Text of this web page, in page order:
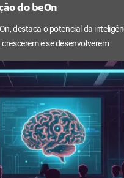
do beOn
destaca o potencial da
e se desenvolverem